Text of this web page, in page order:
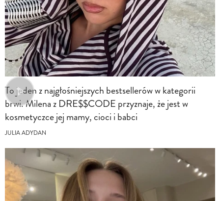
To jeden z najgłośniejszych bestsellerów w kategorii
brwi. Milena z DRE$$CODE przyznaje, że jest w
kosmetyczce jej mamy, cioci i babci
JULIA ADYDAN